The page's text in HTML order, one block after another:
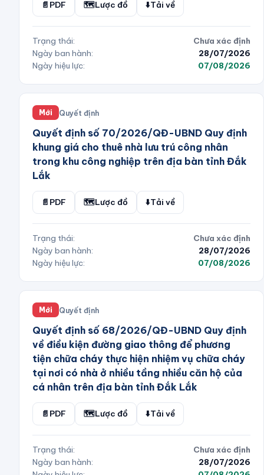
📄 PDF 🗺️Lược đồ ⬇️Tải về
Trạng thái:
Chưa xác định
Ngày ban hành:
28/07/2026
Ngày hiệu lực:
07/08/2026
Mới Quyết định
Quyết định số 70/2026/QĐ-UBND Quy định
khung giá cho thuê nhà lưu trú công nhân
trong khu công nghiệp trên địa bàn tỉnh Đắk
Lắk
📄 PDF 🗺️Lược đồ ⬇️Tải về
Trạng thái:
Chưa xác định
Ngày ban hành:
28/07/2026
Ngày hiệu lực:
07/08/2026
Mới Quyết định
Quyết định số 68/2026/QĐ-UBND Quy định
về điều kiện đường giao thông để phương
tiện chữa cháy thực hiện nhiệm vụ chữa cháy
tại nơi có nhà ở nhiều tầng nhiều căn hộ của
cá nhân trên địa bàn tỉnh Đắk Lắk
📄 PDF 🗺️Lược đồ ⬇️Tải về
Trạng thái:
Chưa xác định
Ngày ban hành:
28/07/2026